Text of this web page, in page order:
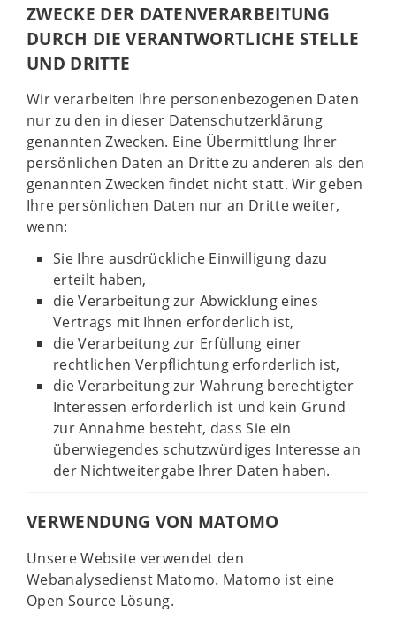
ZWECKE DER DATENVERARBEITUNG
DURCH DIE VERANTWORTLICHE STELLE
UND DRITTE
Wir verarbeiten Ihre personenbezogenen Daten
nur zu den in dieser Datenschutzerklärung
genannten Zwecken. Eine Übermittlung Ihrer
persönlichen Daten an Dritte zu anderen als den
genannten Zwecken findet nicht statt. Wir geben
Ihre persönlichen Daten nur an Dritte weiter,
wenn:
Sie Ihre ausdrückliche Einwilligung dazu
erteilt haben,
die Verarbeitung zur Abwicklung eines
Vertrags mit Ihnen erforderlich ist,
die Verarbeitung zur Erfüllung einer
rechtlichen Verpflichtung erforderlich ist,
die Verarbeitung zur Wahrung berechtigter
Interessen erforderlich ist und kein Grund
zur Annahme besteht, dass Sie ein
überwiegendes schutzwürdiges Interesse an
der Nichtweitergabe Ihrer Daten haben.
VERWENDUNG VON MATOMO
Unsere Website verwendet den
Webanalysedienst Matomo. Matomo ist eine
Open Source Lösung.